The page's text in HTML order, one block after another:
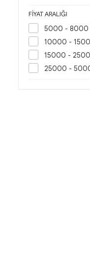
FIYAT ARALIĞI
5000 - 8000
10000 -
15000 -
25000 -